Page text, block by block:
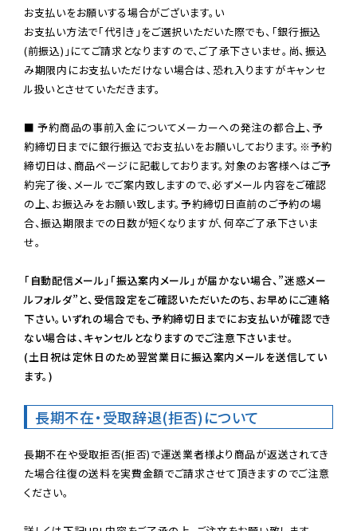
お支払いをお願いする場合がございます。い
お支払い方法で「代引き」をご選択いただいた際でも、「銀行振込
(前振込)」にてご請求となりますので、ご了承下さいませ。尚、振込
み期限内にお支払いただけない場合は、恐れ入りますがキャンセ
ル扱いとさせていただきます。
■ 予約商品の事前入金についてメーカーへの発注の都合上、予
約締切日までに銀行振込でお支払いをお願いしております。※予約
締切日は、商品ページに記載しております。対象のお客様へはご予
約完了後、メールでご案内致しますので、必ずメール内容をご確認
の上、お振込みをお願い致します。予約締切日直前のご予約の場
合、振込期限までの日数が短くなりますが、何卒ご了承下さいま
せ。
「自動配信メール」「振込案内メール」が届かない場合、”迷惑メー
ルフォルダ”と、受信設定をご確認いただいたのち、お早めにご連絡
下さい。いずれの場合でも、予約締切日までにお支払いが確認でき
ない場合は、キャンセルとなりますのでご注意下さいませ。
(土日祝は定休日のため翌営業日に振込案内メールを送信してい
ます。)
長期不在・受取辞退(拒否)について
長期不在や受取拒否(拒否)で運送業者様より商品が返送されてき
た場合往復の送料を実費金額でご請求させて頂きますのでご注意
ください。